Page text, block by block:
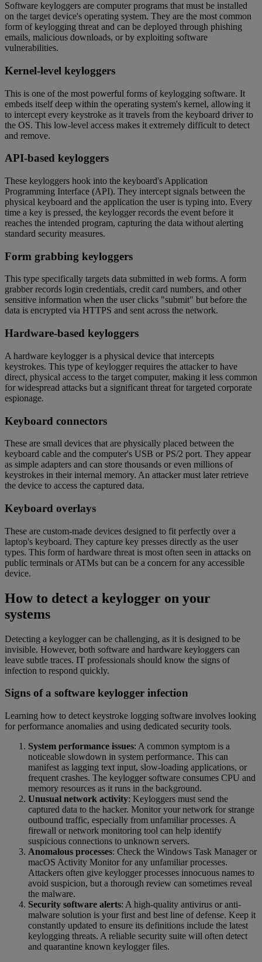
Software keyloggers are computer programs that must be installed
on the target device's operating system. They are the most common
form of keylogging threat and can be deployed through phishing
emails, malicious downloads, or by exploiting software
vulnerabilities.
Kernel-level keyloggers
This is one of the most powerful forms of keylogging software. It
embeds itself deep within the operating system's kernel, allowing it
to intercept every keystroke as it travels from the keyboard driver to
the OS. This low-level access makes it extremely difficult to detect
and remove.
API-based keyloggers
These keyloggers hook into the keyboard's Application
Programming Interface (API). They intercept signals between the
physical keyboard and the application the user is typing into. Every
time a key is pressed, the keylogger records the event before it
reaches the intended program, capturing the data without alerting
standard security measures.
Form grabbing keyloggers
This type specifically targets data submitted in web forms. A form
grabber records login credentials, credit card numbers, and other
sensitive information when the user clicks "submit" but before the
data is encrypted via HTTPS and sent across the network.
Hardware-based keyloggers
A hardware keylogger is a physical device that intercepts
keystrokes. This type of keylogger requires the attacker to have
direct, physical access to the target computer, making it less common
for widespread attacks but a significant threat for targeted corporate
espionage.
Keyboard connectors
These are small devices that are physically placed between the
keyboard cable and the computer's USB or PS/2 port. They appear
as simple adapters and can store thousands or even millions of
keystrokes in their internal memory. An attacker must later retrieve
the device to access the captured data.
Keyboard overlays
These are custom-made devices designed to fit perfectly over a
laptop's keyboard. They capture key presses directly as the user
types. This form of hardware threat is most often seen in attacks on
public terminals or ATMs but can be a concern for any accessible
device.
How to detect a keylogger on your
systems
Detecting a keylogger can be challenging, as it is designed to be
invisible. However, both software and hardware keyloggers can
leave subtle traces. IT professionals should know the signs of
infection to respond quickly.
Signs of a software keylogger infection
Learning how to detect keystroke logging software involves looking
for performance anomalies and using dedicated security tools.
System performance issues: A common symptom is a
noticeable slowdown in system performance. This can
manifest as lagging text input, slow-loading applications, or
frequent crashes. The keylogger software consumes CPU and
memory resources as it runs in the background.
Unusual network activity: Keyloggers must send the
captured data to the hacker. Monitor your network for strange
outbound traffic, especially from unfamiliar processes. A
firewall or network monitoring tool can help identify
suspicious connections to unknown servers.
Anomalous processes: Check the Windows Task Manager or
macOS Activity Monitor for any unfamiliar processes.
Attackers often give keylogger processes innocuous names to
avoid suspicion, but a thorough review can sometimes reveal
the malware.
Security software alerts: A high-quality antivirus or anti-
malware solution is your first and best line of defense. Keep it
constantly updated to ensure its definitions include the latest
keylogging threats. A reliable security suite will often detect
and quarantine known keylogger files.